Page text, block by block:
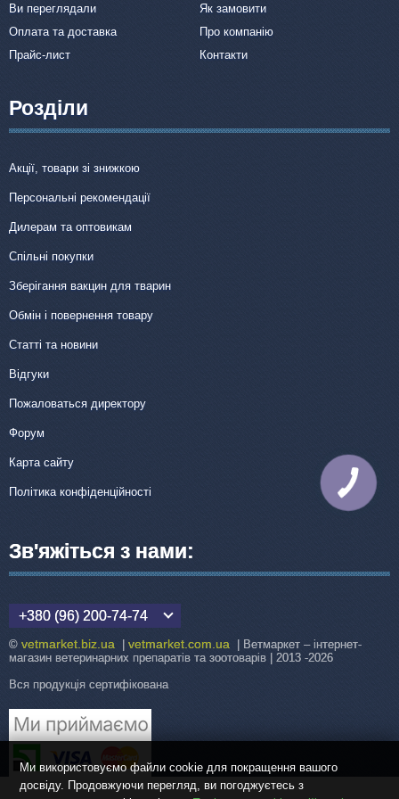
ПРОТИПОКАЗАННЯ
Не слід застосовувати щенним сукам у перші дві третини
періоду вагітності.
вологи, недоступному для дітей та тварин, місці при
температурі від –8 до +20 °С. Термін придатності – 5 років.
ВИРОБНИК
Байєр ХелфКеа АГ (Bayer HealthCare AG), Німеччина.
Ви переглядали
Як замовити
Оплата та доставка
Про компанію
Прайс-лист
Контакти
Розділи
Акції, товари зі знижкою
Персональні рекомендації
Дилерам та оптовикам
Спільні покупки
Зберігання вакцин для тварин
Обмін і повернення товару
Статті та новини
Відгуки
Пожаловаться директору
Форум
Карта сайту
Політика конфіденційності
Зв'яжіться з нами:
+380 (96) 200-74-74
© vetmarket.biz.ua | vetmarket.com.ua | Ветмаркет – інтернет-
магазин ветеринарних препаратів та зоотоварів | 2013 -2026
Вся продукція сертифікована
Ми використовуємо файли cookie для покращення вашого
досвіду. Продовжуючи перегляд, ви погоджуєтесь з
КНОПКА
ЗВ'ЯЗКУ